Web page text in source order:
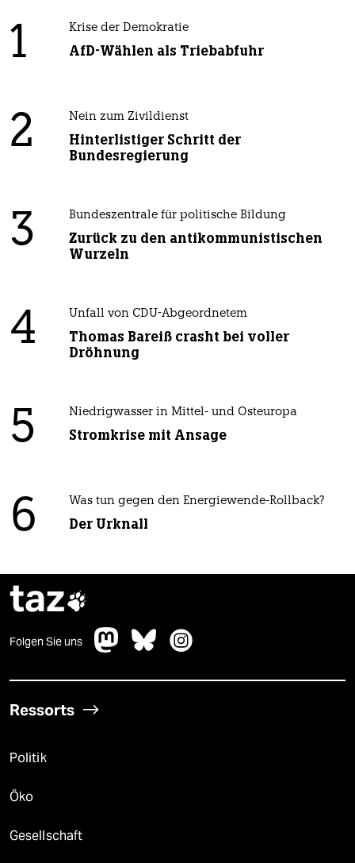
1 Krise der Demokratie
AfD-Wählen als Triebabfuhr
2 Nein zum Zivildienst
Hinterlistiger Schritt der
Bundesregierung
3 Bundeszentrale für politische Bildung
Zurück zu den antikommunistischen
Wurzeln
4 Unfall von CDU-Abgeordnetem
Thomas Bareiß crasht bei voller
Dröhnung
5 Niedrigwasser in Mittel- und Osteuropa
Stromkrise mit Ansage
6 Was tun gegen den Energiewende-Rollback?
Der Urknall
taz
Folgen Sie uns
Ressorts
Politik
Öko
Gesellschaft